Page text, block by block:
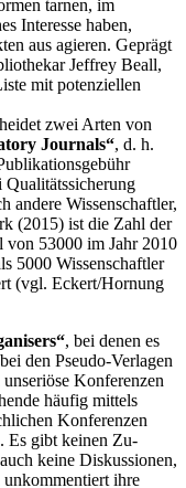
tarnen, im
Interesse haben,
aus agieren. Geprägt
Jeffrey Beall,
mit potenziellen
zwei Arten von
Journals“, d. h.
andere Wissen­schaftler,
(2015) ist die Zahl der
53000 im Jahr 2010
5000 Wissenschaftler
(vgl. Eckert/Hornung
, bei denen es
den Pseudo-Verlagen
Konferenzen
häufig mittels
Konferenzen
Es gibt keinen Zu­
keine Diskussionen,
unkommentiert ihre